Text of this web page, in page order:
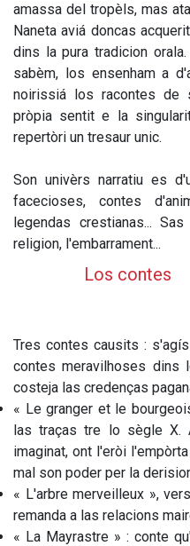
amassa del tropèls, mas
Naneta aviá doncas
dins la pura tradicion
sabèm, los ensenham a
noirissiá los racontes de
pròpia sentit e la
repertòri un tresaur unic.
Son univèrs narratiu es
facecioses, contes
legendas crestianas...
religion, l'embarrament...
Los contes
Tres contes causits :
contes meravilhoses dins
costeja las credenças
« Le granger et le
las traças tre lo sègle X.
imaginat, ont l'eròi
mal son poder per la
« L'arbre merveilleux »,
remanda a las relacions
« La Mayrastre » : conte